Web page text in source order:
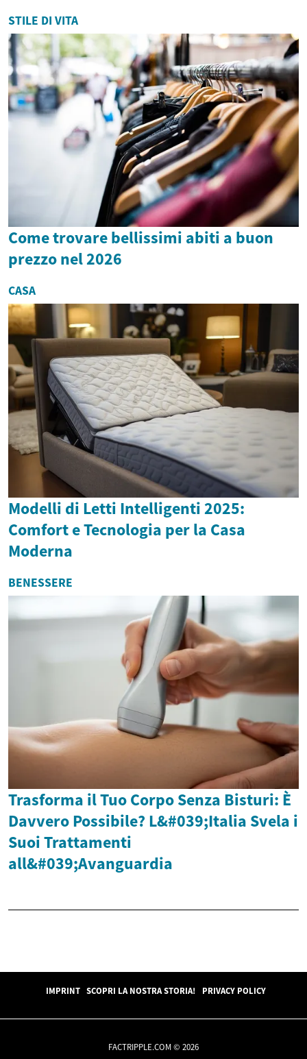
STILE DI VITA
Come trovare bellissimi abiti a buon
prezzo nel 2026
CASA
Modelli di Letti Intelligenti 2025:
Comfort e Tecnologia per la Casa
Moderna
BENESSERE
Trasforma il Tuo Corpo Senza Bisturi: È
Davvero Possibile? L&#039;Italia Svela i
Suoi Trattamenti
all&#039;Avanguardia
IMPRINT SCOPRI LA NOSTRA STORIA! PRIVACY POLICY
FACTRIPPLE.COM © 2026